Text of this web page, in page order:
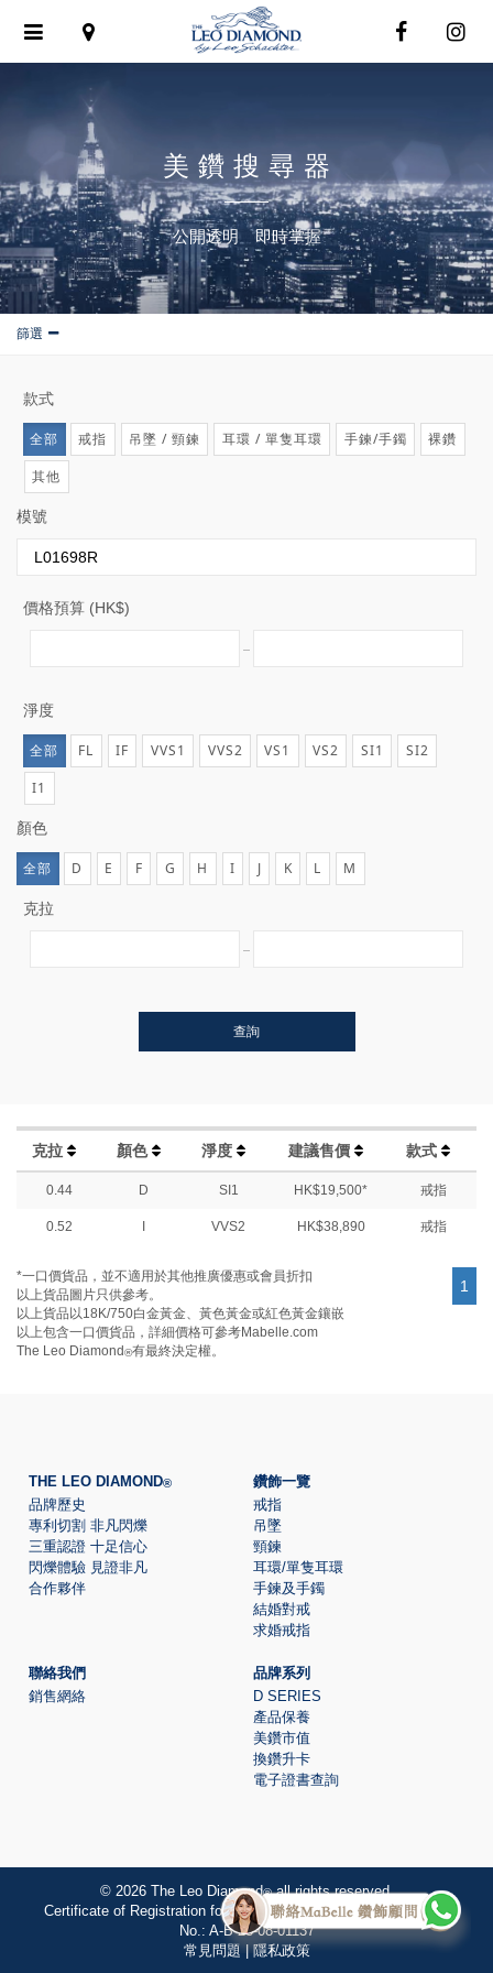
navigation
美鑽搜尋器
公開透明 即時掌握
篩選
款式
全部 戒指 吊墜 / 頸鍊 耳環 / 單隻耳環 手鍊/手鐲
裸鑽
其他
模號
價格預算 (HK$)
淨度
全部 FL IF VVS1 VVS2 VS1 VS2 SI1
SI2
I1
顏色
全部 D E F G H I J K L M
克拉
查詢
克拉 顏色 淨度 建議售價 款式
0.44 D SI1 HK$19,500* 戒指
0.52 VVS2 HK$38,890 戒指
1
*一口價貨品，並不適用於其他推廣優惠或會員折扣
以上貨品圖片只供參考。
以上貨品以18K/750白金黃金、黃色黃金或紅色黃金鑲嵌
以上包含一口價貨品，詳細價格可參考Mabelle.com
The Leo Diamond®有最終決定權。
THE LEO DIAMOND®
品牌歷史
專利切割 非凡閃爍
三重認證 十足信心
閃爍體驗 見證非凡
合作夥伴
鑽飾一覽
戒指
吊墜
頸鍊
耳環/單隻耳環
手鍊及手鐲
結婚對戒
求婚戒指
聯絡我們
銷售網絡
品牌系列
D SERIES
產品保養
美鑽市值
換鑽升卡
電子證書查詢
© 2026 The Leo Diamond®all rights reserved.
Certificate of Registration for Category A Registrant Registration
No.: A-B-23-08-01137
常見問題|隱私政策